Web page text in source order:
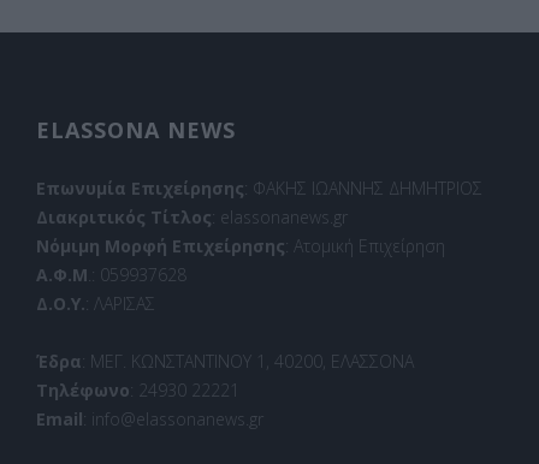
ELASSONA NEWS
Επωνυμία Επιχείρησης: ΦΑΚΗΣ ΙΩΑΝΝΗΣ ΔΗΜΗΤΡΙΟΣ
Διακριτικός Τίτλος: elassonanews.gr
Νόμιμη Μορφή Επιχείρησης: Ατομική Επιχείρηση
Α.Φ.Μ .: 059937628
Δ.Ο.Υ.: ΛΑΡΙΣΑΣ
Έδρα: ΜΕΓ. ΚΩΝΣΤΑΝΤΙΝΟΥ 1, 40200, ΕΛΑΣΣΟΝΑ
Τηλέφωνο: 24930 22221
Email: info@elassonanews.gr